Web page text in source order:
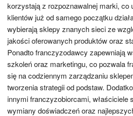
korzystają z rozpoznawalnej marki, co
klientów już od samego początku
wybierają sklepy znanych sieci ze
jakości oferowanych produktów oraz
Ponadto franczyzodawcy zapewniają
szkoleń oraz marketingu, co pozwala
się na codziennym zarządzaniu
tworzenia strategii od podstaw.
innymi franczyzobiorcami, właściciele
wymiany doświadczeń oraz